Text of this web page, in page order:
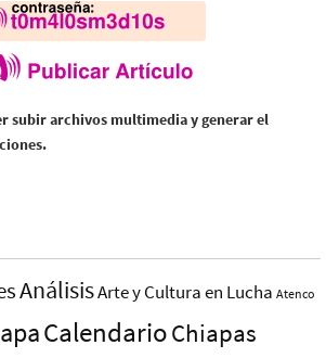
subir archivos multimedia y generar el
AnálisisArte y Cultura en Lucha Atenco
CalendarioChiapas